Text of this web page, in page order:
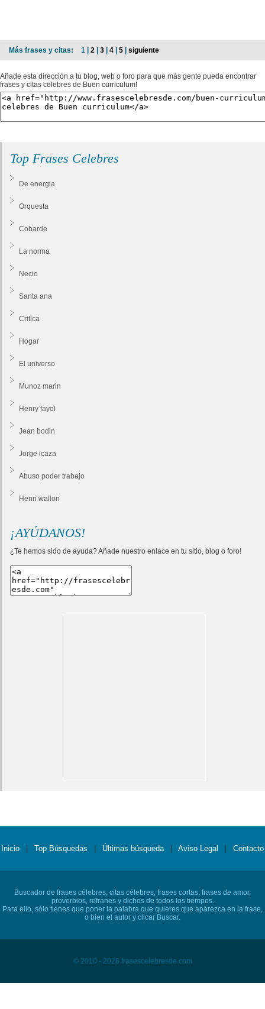
Más frases y citas: 1 | 2 | 3 | 4 | 5 | siguiente
Añade esta dirección a tu blog, web o foro para que más gente pueda encontrar
frases y citas celebres de Buen curriculum!
Top Frases Celebres
De energia
Orquesta
Cobarde
La norma
Necio
Santa ana
Critica
Hogar
El universo
Munoz marin
Henry fayol
Jean bodin
Jorge icaza
Abuso poder trabajo
Henri wallon
¡AYÚDANOS!
¿Te hemos sido de ayuda? Añade nuestro enlace en tu sitio, blog o foro!
Inicio Top Búsquedas Últimas búsqueda Aviso Legal Contacto
Buscador de frases célebres, citas célebres, frases cortas, frases de amor,
proverbios, refranes y dichos de todos los tiempos.
Para ello, sólo tienes que poner la palabra que quieres que aparezca en la frase,
o bien el autor y clicar Buscar.
© 2010 - 2026 frasescelebresde.com